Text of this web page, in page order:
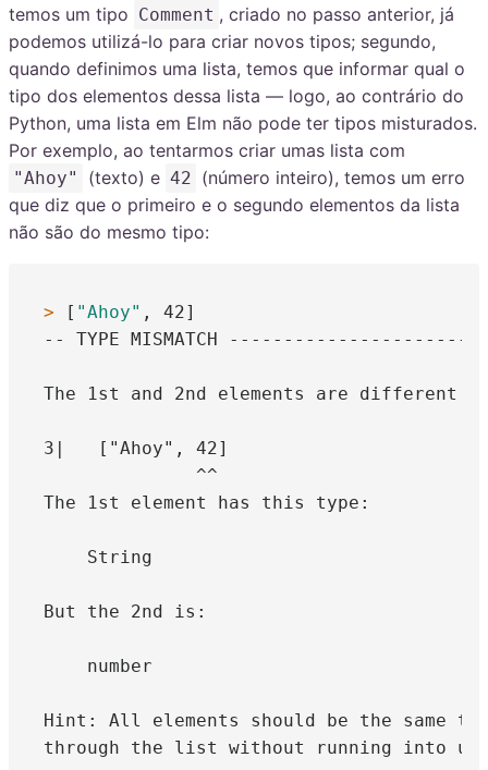
temos um tipo Comment , criado no passo anterior, já
podemos utilizá-lo para criar novos tipos; segundo,
quando definimos uma lista, temos que informar qual o
tipo dos elementos dessa lista — logo, ao contrário do
Python, uma lista em Elm não pode ter tipos misturados.
Por exemplo, ao tentarmos criar umas lista com
"Ahoy" (texto) e 42 (número inteiro), temos um erro
que diz que o primeiro e o segundo elementos da lista
não são do mesmo tipo:
> [ "Ahoy" , 42]
-- TYPE MISMATCH
The 1st and 2nd elements are different
3|   ["Ahoy", 42]
              ^^
The 1st element has this type:
    String
But the 2nd is:
    number
Hint: All elements should be the same